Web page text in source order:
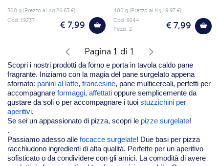
300 g (Prezzo al Kg 26.63 €)
€ 7,99
Cod. 19237
400 g (Prezzo al Kg 19.97 €)
€ 7,99
Cod. 9244
Pezzi: 2
Pagina 1 di 1
Scopri i nostri prodotti da forno e porta in tavola caldo pane
fragrante. Iniziamo con la magia del pane surgelato appena
sfornato: panini al latte, francesine, pane multicereali, perfetti per
accompagnare formaggi, affettati oppure semplicemente da
gustare da soli o per accompagnare i tuoi stuzzichini per
aperitivi.
Se sei un appassionato di pizza, scopri le pizze surgelate!
.
Passiamo adesso alle focacce surgelate! Due basi per pizza
racchiudono ingredienti di alta qualità. Perfette per un aperitivo
sofisticato o da condividere con gli amici. La comodità di avere